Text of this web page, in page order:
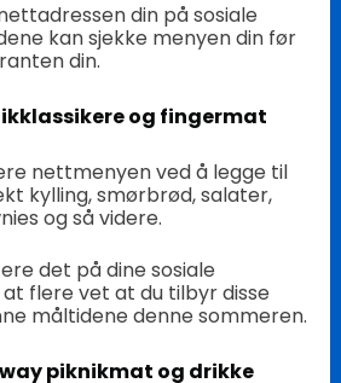
din på sosiale
kan sjekke menyen din før
din.
og fingermat
nettmenyen ved å legge til
kylling, smørbrød, salater,
og så videre.
det på dine sosiale
flere vet at du tilbyr disse
måltidene denne sommeren.
piknikmat og drikke